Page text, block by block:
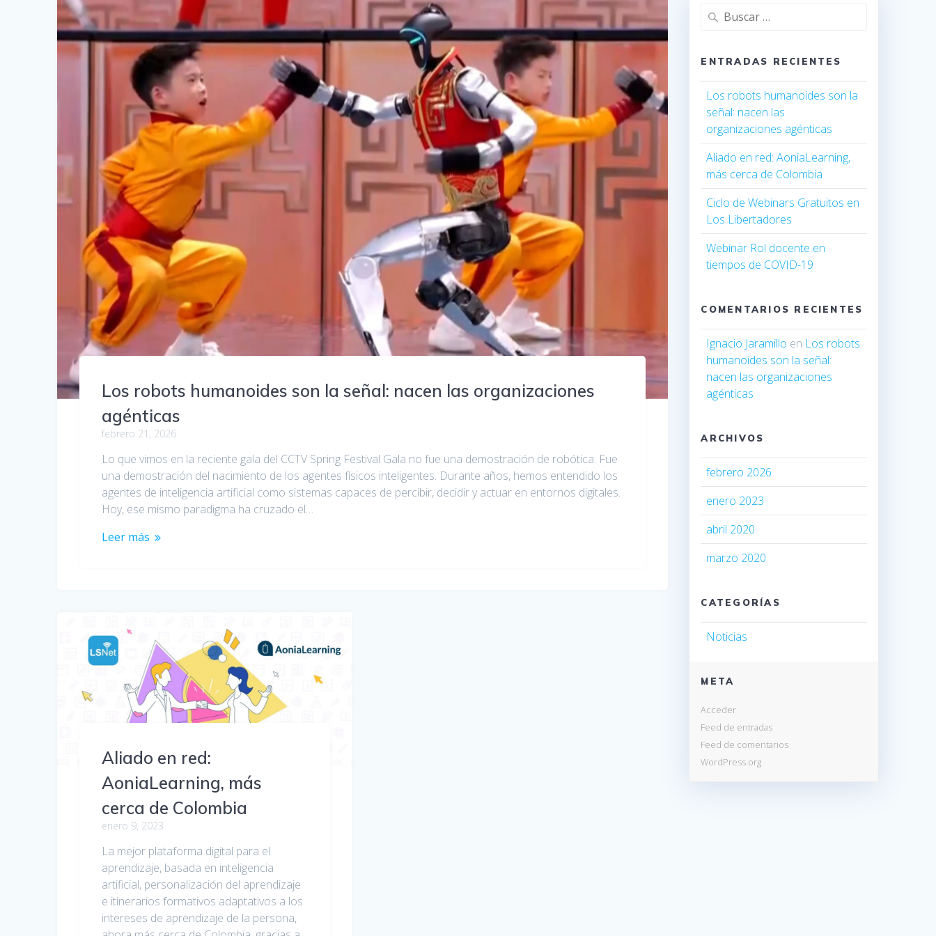
Los robots humanoides son la señal: nacen las organizaciones
agénticas
febrero 21, 2026
Lo que vimos en la reciente gala del CCTV Spring Festival Gala no fue una demostración de robótica. Fue
una demostración del nacimiento de los agentes físicos inteligentes. Durante años, hemos entendido los
agentes de inteligencia artificial como sistemas capaces de percibir, decidir y actuar en entornos digitales.
Hoy, ese mismo paradigma ha cruzado el…
Leer más
Aliado en red:
AoniaLearning, más
cerca de Colombia
enero 9, 2023
La mejor plataforma digital para el
aprendizaje, basada en inteligencia
artificial, personalización del aprendizaje
e itinerarios formativos adaptativos a los
intereses de aprendizaje de la persona,
Buscar:
ENTRADAS RECIENTES
Los robots humanoides son la
señal: nacen las
organizaciones agénticas
Aliado en red: AoniaLearning,
más cerca de Colombia
Ciclo de Webinars Gratuitos en
Los Libertadores
Webinar Rol docente en
tiempos de COVID-19
COMENTARIOS RECIENTES
Ignacio Jaramillo en Los robots
humanoides son la señal:
nacen las organizaciones
agénticas
ARCHIVOS
febrero 2026
enero 2023
abril 2020
marzo 2020
CATEGORÍAS
Noticias
META
Acceder
Feed de entradas
Feed de comentarios
WordPress.org